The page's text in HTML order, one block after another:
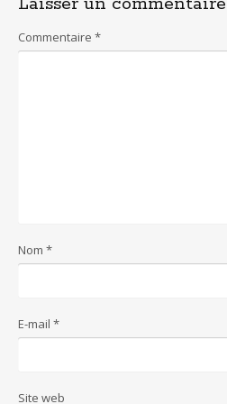
k
Commentaire *
Nom *
E-mail *
Site web